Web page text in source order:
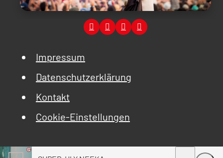
Impressum
Datenschutzerklärung
Kontakt
Cookie-Einstellungen